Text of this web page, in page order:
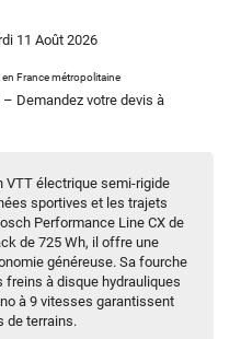
VTT électrique semi-rigide
sportives et les trajets
Performance Line CX de
de 725 Wh, il offre une
généreuse. Sa fourche
freins à disque hydrauliques
à 9 vitesses garantissent
de terrains.
11 Août 2026
France métropolitaine
– Demandez votre devis à